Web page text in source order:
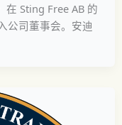
在 Sting Free AB 的
公司董事会。安迪